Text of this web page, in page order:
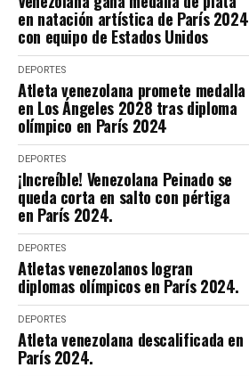
en natación artística de París 2024
con equipo de Estados Unidos
DEPORTES
Atleta venezolana promete medalla
en Los Ángeles 2028 tras diploma
olímpico en París 2024
DEPORTES
¡Increíble! Venezolana Peinado se
queda corta en salto con pértiga
en París 2024.
DEPORTES
Atletas venezolanos logran
diplomas olímpicos en París 2024.
DEPORTES
Atleta venezolana descalificada en
París 2024.